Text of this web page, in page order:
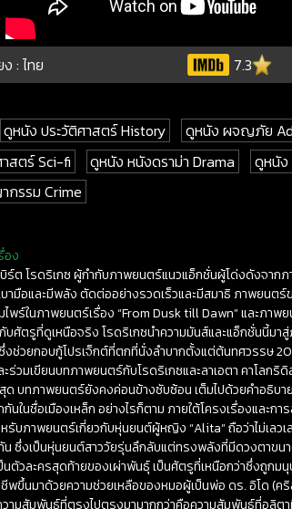
ง : ไทย 7.3
ดูหนัง ประวัติศาสตร์ History ดูหนัง ผจญภัย
สตร์ Sci-fi ดูหนัง หนังดราม่า Drama
ดูหนัง
กรรม Crime
อง
ต โรดริเกซ ผู้กำกับภาพยนตร์แนวแอ็กชั่นผู้โด่งดังจากภ
บามือและมีพลัง ตัดต่ออย่างรวดเร็วและมีสมาธิ ภาพยนตร์
พร์ในภาพยนตร์เรื่อง “From Dusk till Dawn” และภาพ
ศัตรูที่ดูเหนือจริง โรดริเกซนำความมันส์และแอ็กชั่นนี้ม
ช่วยกอบกู้โปรเจ็กต์ที่ตกที่นั่งลำบากตั้งแต่ต้นทศวรรษ
วมเขียนบทภาพยนตร์กับโรดริเกซและลาเอตา คาโลกริดิ
บทภาพยนตร์ยังคงค่อนข้างซับซ้อน เต็มไปด้วยคำอธิบา
ในชื่อเมืองเหล็ก อย่างไรก็ตาม ภายใต้โครงเรื่องและกา
หรับภาพยนตร์เกี่ยวกับหุ่นยนต์ผู้หญิง “Alita” ถือว่าไม่เล
น ซึ่งเป็นหุ่นยนต์สาววัยรุ่นลึกลับแต่ทรงพลังที่มีดวงตาขน
ตัวละครสุดท้ายของเผ่าพันธุ์ เป็นศัตรูที่เหนือกว่าซึ่งถูกมนุ
พขึ้นมาด้วยความช่วยเหลือของหมอผู้เป็นพ่อ ดร. อิโด (
วามสัมพันธ์ที่ตรงไปตรงมามากกว่าคือความสัมพันธ์ที่อลิต